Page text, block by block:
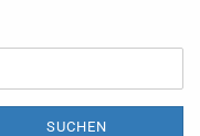
SUCHEN